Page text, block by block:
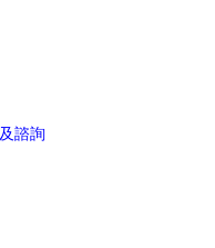
諮詢